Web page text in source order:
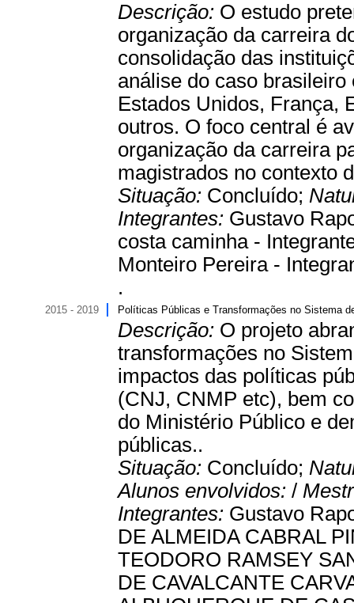
Descrição: O estudo
organização da carreira
consolidação das
análise do caso
Estados Unidos, França,
outros. O foco central é
organização da carreira
magistrados no contexto
Situação: Concluído;
Integrantes: Gustavo
costa caminha -
Monteiro Pereira -
.
2015 - 2019 Políticas Públicas e Transformações no Sistema
Descrição: O projeto
transformações no
impactos das políticas
(CNJ, CNMP etc), bem
do Ministério Público e
públicas..
Situação: Concluído;
Alunos envolvidos: /
Integrantes: Gustavo
DE ALMEIDA CABRAL
TEODORO RAMSEY
DE CAVALCANTE